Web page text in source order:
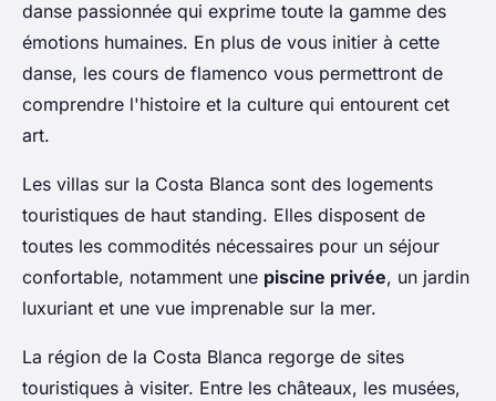
danse passionnée qui exprime toute la gamme des
émotions humaines. En plus de vous initier à cette
danse, les cours de flamenco vous permettront de
comprendre l'histoire et la culture qui entourent cet
art.
Les villas sur la Costa Blanca sont des logements
touristiques de haut standing. Elles disposent de
toutes les commodités nécessaires pour un séjour
confortable, notamment une piscine privée, un jardin
luxuriant et une vue imprenable sur la mer.
La région de la Costa Blanca regorge de sites
touristiques à visiter. Entre les châteaux, les musées,